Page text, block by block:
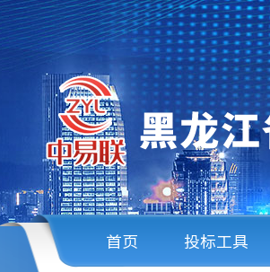
首页 投标工具